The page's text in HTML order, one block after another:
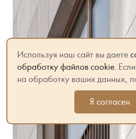
Используя наш сайт вы даете
обработку файлов cookie.
на обработку ваших данных,
Я согласен